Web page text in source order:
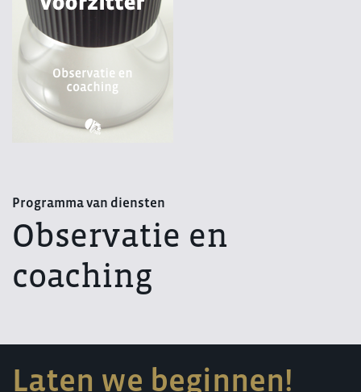
Programma van diensten
Observatie en
coaching
Laten we beginnen!